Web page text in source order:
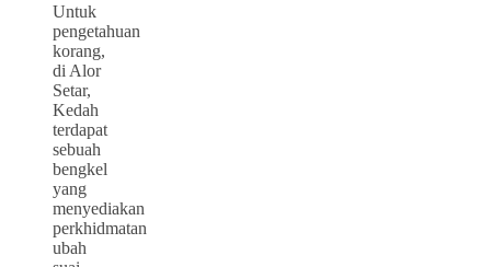
Untuk
pengetahuan
korang,
di Alor
Setar,
Kedah
terdapat
sebuah
bengkel
yang
menyediakan
perkhidmatan
ubah